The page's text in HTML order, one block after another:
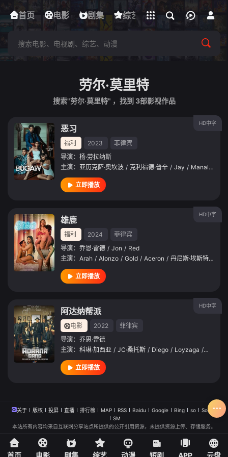
首页 电影 剧集 综艺 动漫 短剧
下载客户端
立即登录
劳尔·莫里特
搜索"劳尔·莫里特" ，找到 3部影视作品
HD中字
恶习
福利 2023
菲律宾
导演： 杨·劳拉纳斯
主演： 亚历克萨·奥坎波 / 克利福德·普辛 / Jay / Manalo
立即播放
HD中字
雄鹿
福利 2024
菲律宾
导演： 乔恩·雷德 / Jon / Red
主演： Arah / Alonzo / Gold / Aceron / 丹尼斯·埃斯特万
立即播放
HD中字
阿达纳帮派
电影 2022
菲律宾
导演： 乔恩·雷德
主演： 科琳·加西亚 / JC·桑托斯 / Diego / Loyzaga / 马克·安
立即播放
关于 版权 投屏 直播 排行榜 MAP RSS Baidu Google Bing so
Sogou
SM
本站所有内容均来自互联网分享站点所提供的公开引用资源，未提供资源上传、存储服务。
首页 电影 剧集 综艺 动漫 短剧 APP 云盘